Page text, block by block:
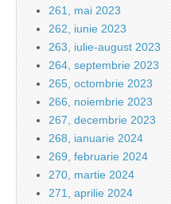
261, mai 2023
262, iunie 2023
263, iulie-august 2023
264, septembrie 2023
265, octombrie 2023
266, noiembrie 2023
267, decembrie 2023
268, ianuarie 2024
269, februarie 2024
270, martie 2024
271, aprilie 2024